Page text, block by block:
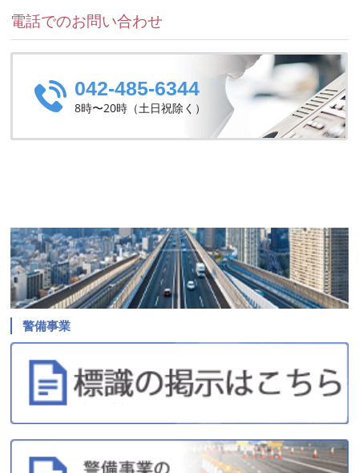
電話でのお問い合わせ
042-485-6344
8時〜20時（土日祝除く）
警備事業